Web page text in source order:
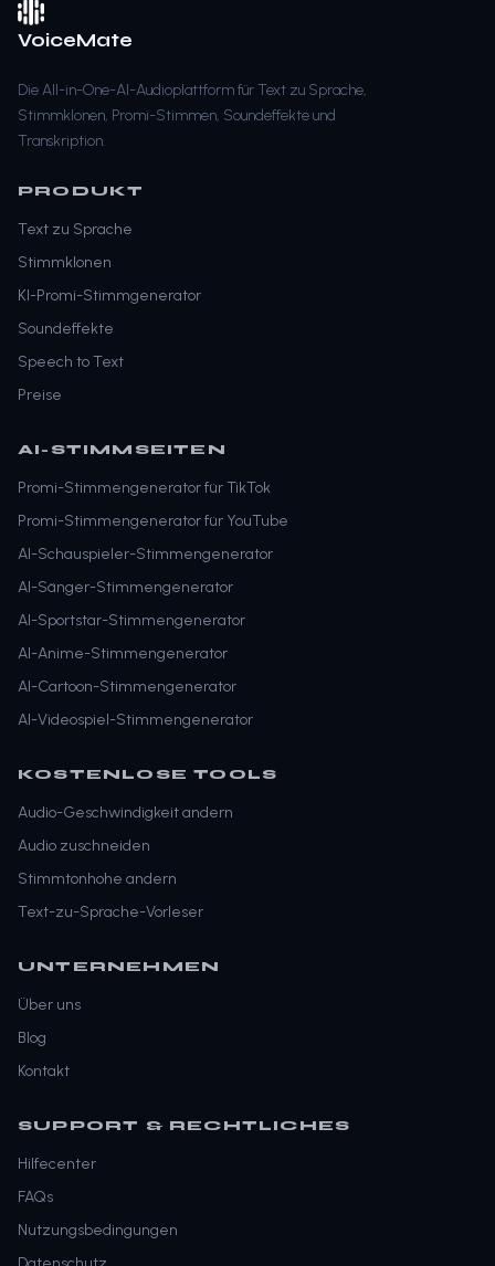
VoiceMate
Die All-in-One-AI-Audioplattform für Text zu Sprache,
Stimmklonen, Promi-Stimmen, Soundeffekte und
Transkription.
PRODUKT
Text zu Sprache
Stimmklonen
KI-Promi-Stimmgenerator
Soundeffekte
Speech to Text
Preise
AI-STIMMSEITEN
Promi-Stimmengenerator für TikTok
Promi-Stimmengenerator für YouTube
AI-Schauspieler-Stimmengenerator
AI-Sänger-Stimmengenerator
AI-Sportstar-Stimmengenerator
AI-Anime-Stimmengenerator
AI-Cartoon-Stimmengenerator
AI-Videospiel-Stimmengenerator
KOSTENLOSE TOOLS
Audio-Geschwindigkeit andern
Audio zuschneiden
Stimmtonhohe andern
Text-zu-Sprache-Vorleser
UNTERNEHMEN
Über uns
Blog
Kontakt
SUPPORT & RECHTLICHES
Hilfecenter
FAQs
Nutzungsbedingungen